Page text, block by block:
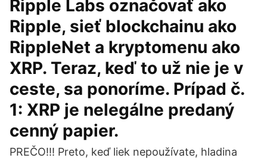
Ripple Labs označovať ako
Ripple, sieť blockchainu ako
RippleNet a kryptomenu ako
XRP. Teraz, keď to už nie je v
ceste, sa ponoríme. Prípad č.
1: XRP je nelegálne predaný
cenný papier.
PREČO!!! Preto, keď liek nepoužívate, hladina